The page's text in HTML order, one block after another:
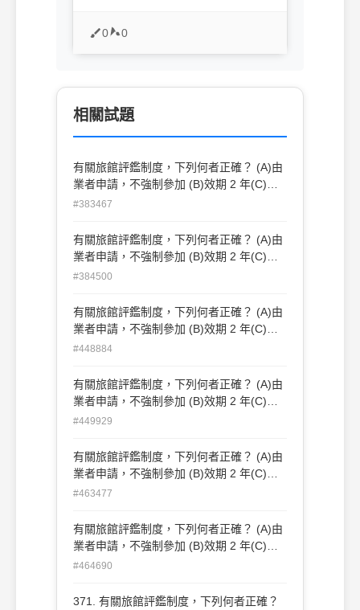
0 0
相關試題
有關旅館評鑑制度，下列何者正確？ (A)由
業者申請，不強制參加 (B)效期 2 年(C)梅
花標識 (D)離島不予評鑑
#383467
有關旅館評鑑制度，下列何者正確？ (A)由
業者申請，不強制參加 (B)效期 2 年(C)梅
花標識 (D)離島不予評鑑
#384500
有關旅館評鑑制度，下列何者正確？ (A)由
業者申請，不強制參加 (B)效期 2 年(C)梅
花標識 (D)離島不予評鑑
#448884
有關旅館評鑑制度，下列何者正確？ (A)由
業者申請，不強制參加 (B)效期 2 年(C)梅
花標識 (D)離島不予評鑑
#449929
有關旅館評鑑制度，下列何者正確？ (A)由
業者申請，不強制參加 (B)效期 2 年(C)梅
花標識 (D)離島不予評鑑
#463477
有關旅館評鑑制度，下列何者正確？ (A)由
業者申請，不強制參加 (B)效期 2 年(C)梅
花標識 (D)離島不予評鑑
#464690
371. 有關旅館評鑑制度，下列何者正確？